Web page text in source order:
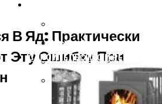
Шойгу Сделал Заявление
Цены На Домашний
Палка Гадости:
Стороной
СТРОИТЕЛЬСТВО И РЕМОНТ
В Яд: Практически
Эту Ошибку При